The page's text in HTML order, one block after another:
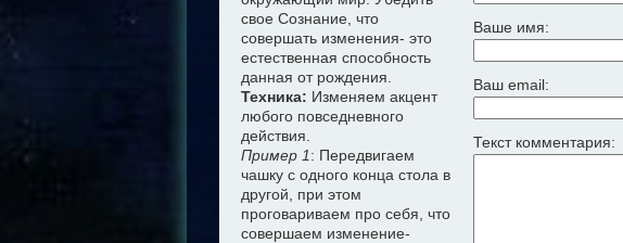
свое Сознание, что
совершать изменения- это
естественная способность
данная от рождения.
Техника: Изменяем акцент
любого повседневного
действия.
Пример 1: Передвигаем
чашку с одного конца стола в
другой, при этом
проговариваем про себя, что
совершаем изменение-
Ваше имя:
Ваш email:
Текст комментария: